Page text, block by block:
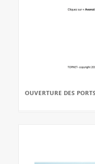
OUVERTURE DES